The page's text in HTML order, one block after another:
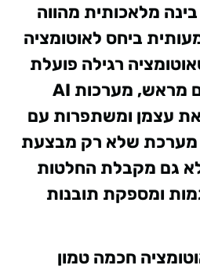
מלאכותית מהווה
ביחס לאוטומציה
רגילה פועלת
על פי כללים קבועים מראש, מערכות AI
עצמן ומשתפרות עם
מערכת שלא רק מבצעת
גם מקבלת החלטות
ומספקת תובנות
חכמה טמון